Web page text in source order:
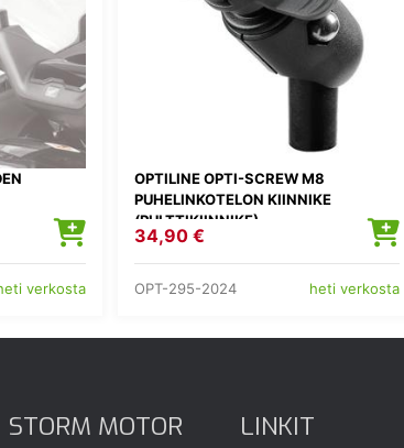
verkosta
OPTILINE OPTI-SCREW M8
PUHELINKOTELON KIINNIKE
(PULTTIKIINNIKE)
34,90 €
OPT-295-2024 heti verkosta
STORM MOTOR LINKIT